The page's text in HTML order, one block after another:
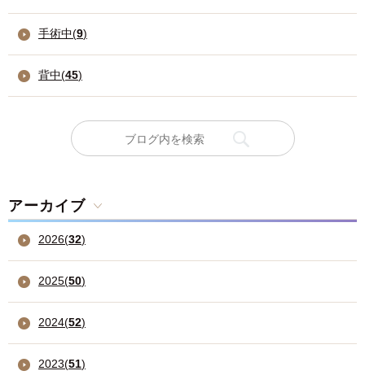
手術中(9)
背中(45)
アーカイブ
2026(32)
2025(50)
2024(52)
2023(51)